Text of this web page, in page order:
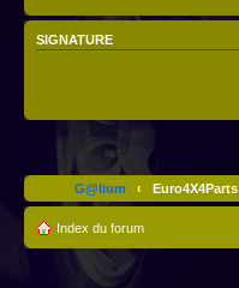
SIGNATURE
G@lium ‹ Euro4X4Parts
Index du forum